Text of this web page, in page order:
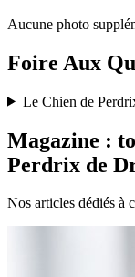
Aucune photo
Foire Aux
Le Chien de
Magazine :
Perdrix de
Nos articles dédiés à